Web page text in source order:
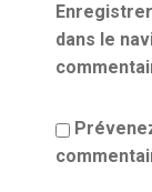
dans le